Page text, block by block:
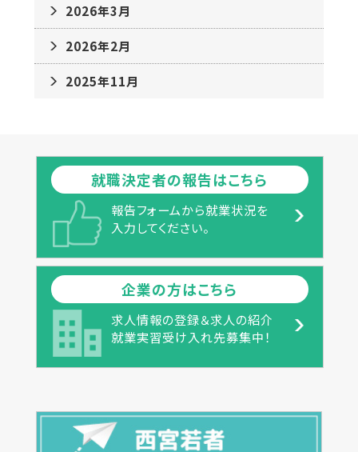
2026年3月
2026年2月
2025年11月
就職決定者の報告はこちら
報告フォームから就業状況を
入力してください。
企業の方はこちら
求人情報の登録＆求人の紹介
就業実習受け入れ先募集中！